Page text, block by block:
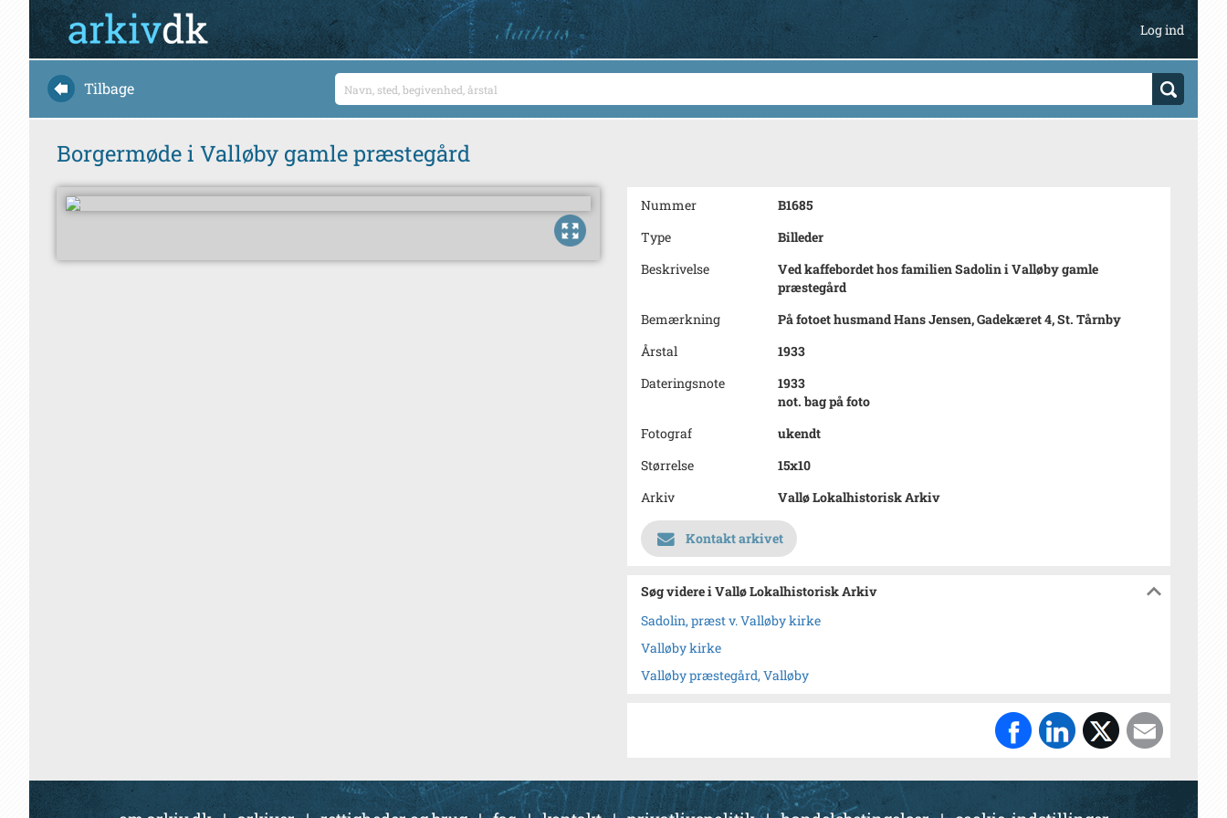
Log ind
Tilbage
Borgermøde i Valløby gamle præstegård
Nummer
B1685
Type
Billeder
Beskrivelse
Ved kaffebordet hos familien Sadolin i Valløby gamle
præstegård
Bemærkning
På fotoet husmand Hans Jensen, Gadekæret 4, St. Tårnby
Årstal
1933
Dateringsnote
1933
not. bag på foto
Fotograf
ukendt
Størrelse
15x10
Arkiv
Vallø Lokalhistorisk Arkiv
Kontakt arkivet
Søg videre i Vallø Lokalhistorisk Arkiv
Sadolin, præst v. Valløby kirke
Valløby kirke
Valløby præstegård, Valløby